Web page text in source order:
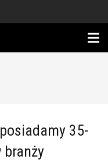
35-
branży